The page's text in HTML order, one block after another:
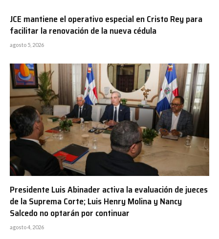
JCE mantiene el operativo especial en Cristo Rey para
facilitar la renovación de la nueva cédula
agosto 5, 2026
Presidente Luis Abinader activa la evaluación de jueces
de la Suprema Corte; Luis Henry Molina y Nancy
Salcedo no optarán por continuar
agosto 4, 2026